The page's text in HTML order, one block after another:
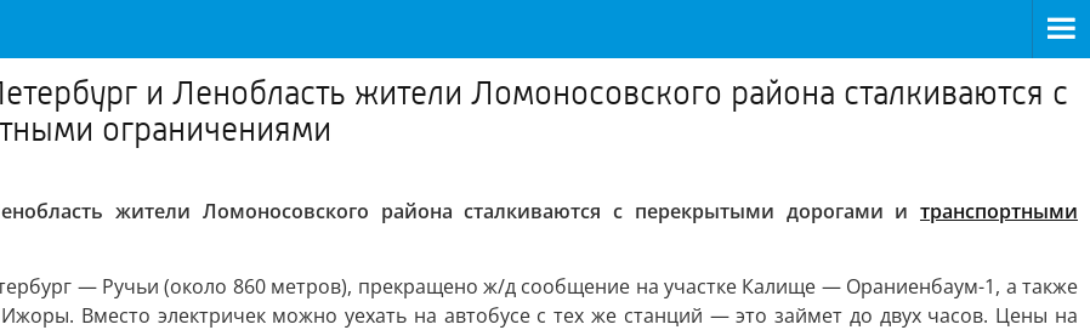
и Ленобласть жители Ломоносовского района сталкиваются с
ограничениями
жители Ломоносовского района сталкиваются с перекрытыми дорогами и транспортными
— Ручьи (около 860 метров), прекращено ж/д сообщение на участке Калище — Ораниенбаум-1, а также
Вместо электричек можно уехать на автобусе с тех же станций — это займет до двух часов. Цены на